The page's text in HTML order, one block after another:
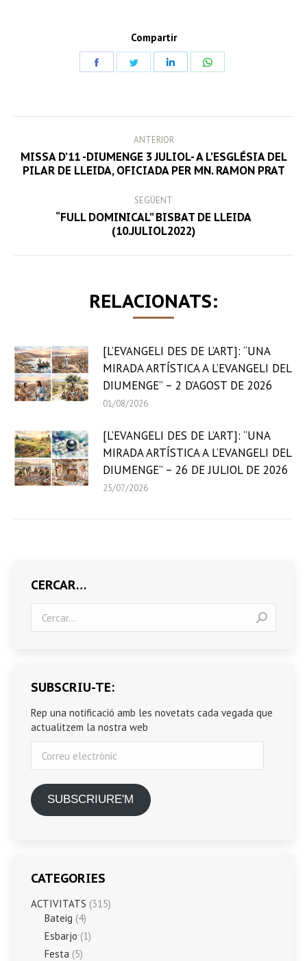
Compartir
NAVIGATION
ANTERIOR
Previous
MISSA D’11 -DIUMENGE 3 JULIOL- A L’ESGLÉSIA DEL
PILAR DE LLEIDA, OFICIADA PER MN. RAMON PRAT
SEGÜENT
Next
“FULL DOMINICAL” BISBAT DE LLEIDA
(10.JULIOL2022)
RELACIONATS:
[L’EVANGELI DES DE L’ART]: “UNA
MIRADA ARTÍSTICA A L’EVANGELI DEL
DIUMENGE” – 2 D’AGOST DE 2026
01/08/2026
[L’EVANGELI DES DE L’ART]: “UNA
MIRADA ARTÍSTICA A L’EVANGELI DEL
DIUMENGE” – 26 DE JULIOL DE 2026
25/07/2026
CERCAR…
SUBSCRIU-TE:
Rep una notificació amb les novetats cada vegada que
actualitzem la nostra web
electrònic
SUBSCRIURE'M
CATEGORIES
ACTIVITATS (315)
Bateig (4)
Esbarjo (1)
Festa (5)